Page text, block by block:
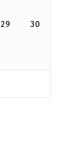
29 30